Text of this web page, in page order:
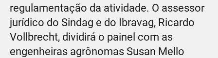
regulamentação da atividade. O assessor
jurídico do Sindag e do Ibravag, Ricardo
Vollbrecht, dividirá o painel com as
engenheiras agrônomas Susan Mello